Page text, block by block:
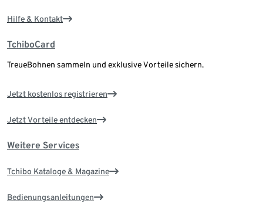
Hilfe & Kontakt
TchiboCard
TreueBohnen sammeln und exklusive Vorteile sichern.
Jetzt kostenlos registrieren
Jetzt Vorteile entdecken
Weitere Services
Tchibo Kataloge & Magazine
Bedienungsanleitungen